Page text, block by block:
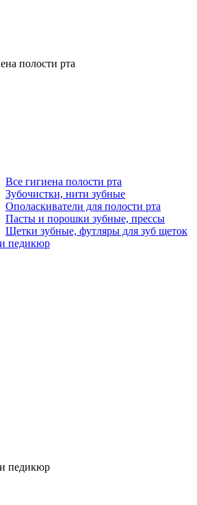
полости рта
Все гигиена полости рта
Зубочистки, нити зубные
Ополаскиватели для полости рта
Пасты и порошки зубные, прессы
Щетки зубные, футляры для зуб щеток
педикюр
педикюр